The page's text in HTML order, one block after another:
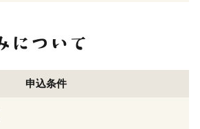
申込条件